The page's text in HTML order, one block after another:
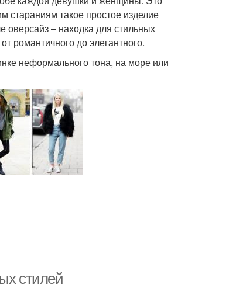
стараниям такое простое изделие
оверсайз – находка для стильных
романтичного до элегантного.
неформального тона, на море или
стилей